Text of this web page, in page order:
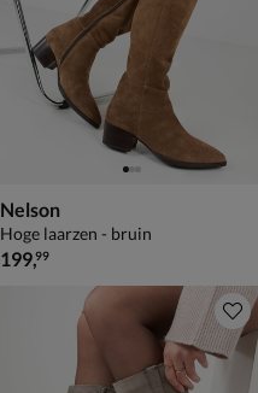
Nelson
Hoge laarzen - bruin
€ 199,99
199,99